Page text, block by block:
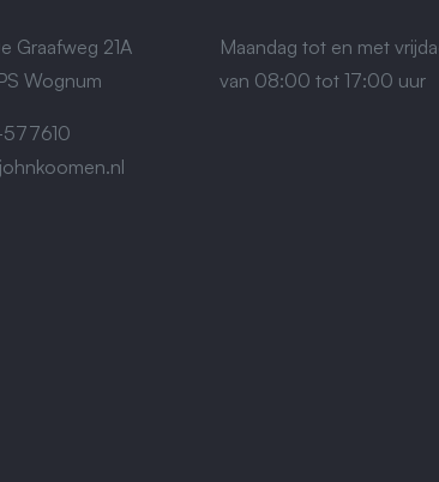
Graafweg 21A
Wognum
Maandag tot en met
van 08:00 tot 17:00 uur